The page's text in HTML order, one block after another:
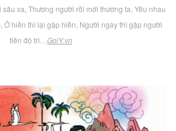
xa, Thương người rồi mới thương ta, Yêu nhau
Ở hiền thì lại gặp hiền, Người ngay thì gặp người
tiên độ trì… GoiY.vn